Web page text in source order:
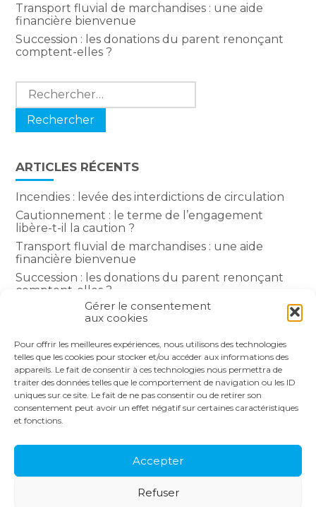
Gérer le consentement
aux cookies
Pour offrir les meilleures expériences, nous utilisons des technologies
telles que les cookies pour stocker et/ou accéder aux informations des
appareils. Le fait de consentir à ces technologies nous permettra de
traiter des données telles que le comportement de navigation ou les ID
uniques sur ce site. Le fait de ne pas consentir ou de retirer son
consentement peut avoir un effet négatif sur certaines caractéristiques
et fonctions.
Accepter
Refuser
Transport fluvial de marchandises : une aide
financière bienvenue
Succession : les donations du parent renonçant
comptent-elles ?
Rechercher :
ARTICLES RÉCENTS
Incendies : levée des interdictions de circulation
Cautionnement : le terme de l’engagement
libère-t-il la caution ?
Transport fluvial de marchandises : une aide
financière bienvenue
Succession : les donations du parent renonçant
comptent-elles ?
Encadrement des loyers : une année de plus
COMMENTAIRES RÉCENTS
Principale
NOS SOLUTIONS
ACTUALITÉS
RECRUTEMENT
CONTACT